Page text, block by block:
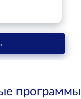
программы